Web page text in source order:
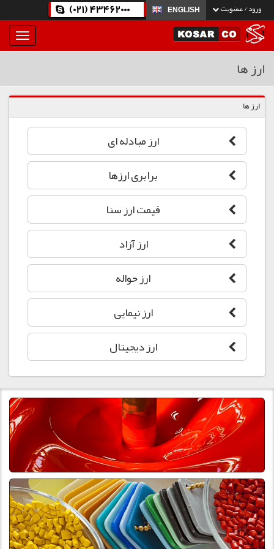
ورود / عضویت ENGLISH
(021) 43462000
بار
و
ارز ها
ارز ها
ارز مبادله ای
برابری ارزها
قیمت ارز سنا
ارز آزاد
ارز حواله
ارز نیمایی
ارز دیجیتال